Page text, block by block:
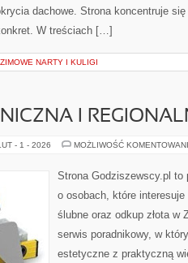
dachowe. Strona koncentruje
W treściach […]
NARTY I KULIGI
I
- 1 - 2026 MOŻLIWOŚĆ
Strona Godziszewscy.pl to
o osobach, które
ślubne oraz odkup złota w
serwis poradnikowy, w
estetyczne z praktyczną